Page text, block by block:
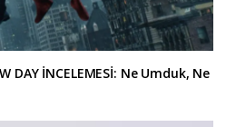
DAY İNCELEMESİ: Ne Umduk, Ne